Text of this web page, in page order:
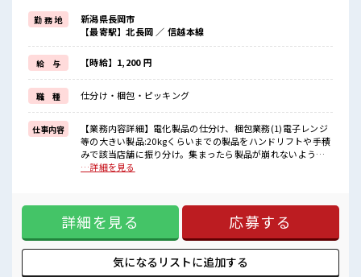
派手過ぎなければ髪型や髪色自由♪
(規定有)制服があると毎日の服選びに悩まずOK♪
≪未経験OKの仕事≫
新しいことにチャレンジするのは不安だけど、
しっかり働く環境が整っています！
イチからスキルUP・ステップUP目指していきましょう！
≪様々なお仕事をご提案≫
一人で悩まず気軽に相談できる、
派遣のお仕事です！
■職場の雰囲気
髪型・髪色自由♪
派手過ぎなければOKだから、
休憩室でホッと一息リフレッシュ！
勤 務 地
新潟県長岡市
【最寄駅】北長岡 ／ 信越本線
給 与 【時給】1,200 円
職 種 仕分け・梱包・ピッキング
仕事内容
【業務内容詳細】電化製品の仕分け、梱包業務(1)電子レンジ
等の大きい製品:20kgくらいまでの製品をハンドリフトや手積
みで該当店舗に振り分け。集まったら製品が崩れないようラ
ップをすることもあります。(2)電球等の小さい製品:ラインで
る業務。【取扱製品情報】電子レンジ、冷蔵庫、電球等の電
化製品 ■お仕事PR ≪自分の時間も大切≫ 残業はほとんどナ
シ！ 場合によってはお願いすることもあります♪ ≪モチベー
ションもUP≫ 派手過ぎなければ髪型や髪色自由♪ (規定有)制
服があると毎日の服選びに悩まずOK♪ ≪未経験OKの仕事≫
新しいことにチャレンジするのは不安だけど、 しっかり働く
…詳細を見る
詳細を見る 応募する
気になるリストに追加する